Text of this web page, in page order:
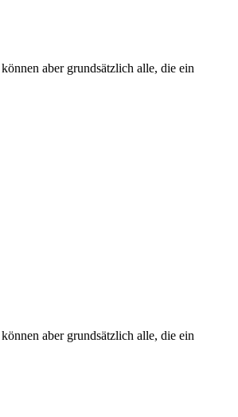
aber grundsätzlich alle, die ein
aber grundsätzlich alle, die ein